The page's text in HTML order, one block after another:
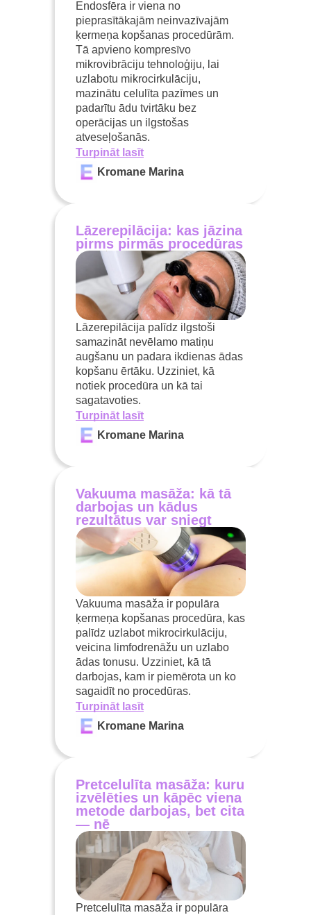
Endosfēra ir viena no
pieprasītākajām neinvazīvajām
ķermeņa kopšanas procedūrām.
Tā apvieno kompresīvo
mikrovibrāciju tehnoloģiju, lai
uzlabotu mikrocirkulāciju,
mazinātu celulīta pazīmes un
padarītu ādu tvirtāku bez
operācijas un ilgstošas
atveseļošanās.
Turpināt lasīt
Kromane Marina
Lāzerepilācija: kas jāzina
pirms pirmās procedūras
Lāzerepilācija palīdz ilgstoši
samazināt nevēlamo matiņu
augšanu un padara ikdienas ādas
kopšanu ērtāku. Uzziniet, kā
notiek procedūra un kā tai
sagatavoties.
Turpināt lasīt
Kromane Marina
Vakuuma masāža: kā tā
darbojas un kādus
rezultātus var sniegt
Vakuuma masāža ir populāra
ķermeņa kopšanas procedūra, kas
palīdz uzlabot mikrocirkulāciju,
veicina limfodrenāžu un uzlabo
ādas tonusu. Uzziniet, kā tā
darbojas, kam ir piemērota un ko
sagaidīt no procedūras.
Turpināt lasīt
Kromane Marina
Pretcelulīta masāža: kuru
izvēlēties un kāpēc viena
metode darbojas, bet cita
— nē
Pretcelulīta masāža ir populāra